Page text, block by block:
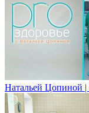
Натальей Цопиной